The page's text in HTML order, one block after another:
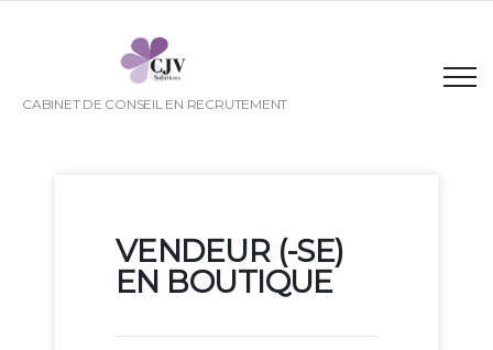
CABINET DE CONSEIL EN RECRUTEMENT
VENDEUR (-SE)
EN BOUTIQUE